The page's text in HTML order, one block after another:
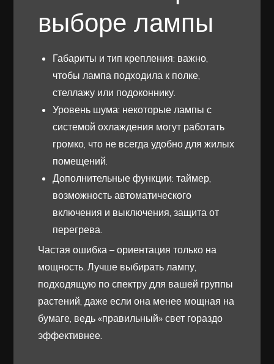
выборе лампы
Габариты и тип крепления: важно,
чтобы лампа подходила к полке,
стеллажу или подоконнику.
Уровень шума: некоторые лампы с
системой охлаждения могут работать
громко, что не всегда удобно для жилых
помещений.
Дополнительные функции: таймер,
возможность автоматического
включения и выключения, защита от
перегрева.
Частая ошибка – ориентация только на
мощность. Лучше выбирать лампу,
подходящую по спектру для вашей группы
растений, даже если она менее мощная на
бумаге, ведь «правильный» свет гораздо
эффективнее.